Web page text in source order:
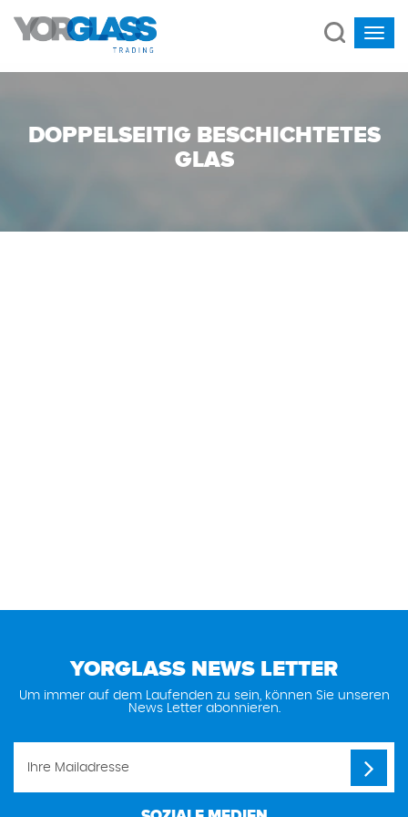
DOPPELSEITIG BESCHICHTETES
GLAS
YORGLASS NEWS LETTER
Um immer auf dem Laufenden zu sein, können Sie unseren
News Letter abonnieren.